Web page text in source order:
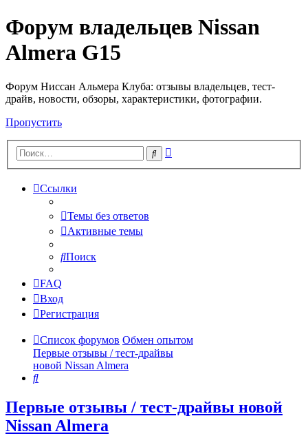
Форум владельцев Nissan
Almera G15
Форум Ниссан Альмера Клуба: отзывы владельцев, тест-
драйв, новости, обзоры, характеристики, фотографии.
Пропустить
Поиск
Ссылки
Темы без ответов
Активные темы
Поиск
FAQ
Вход
Регистрация
Список форумов Обмен опытом
Первые отзывы / тест-драйвы
новой Nissan Almera
Поиск
Первые отзывы / тест-драйвы новой
Nissan Almera